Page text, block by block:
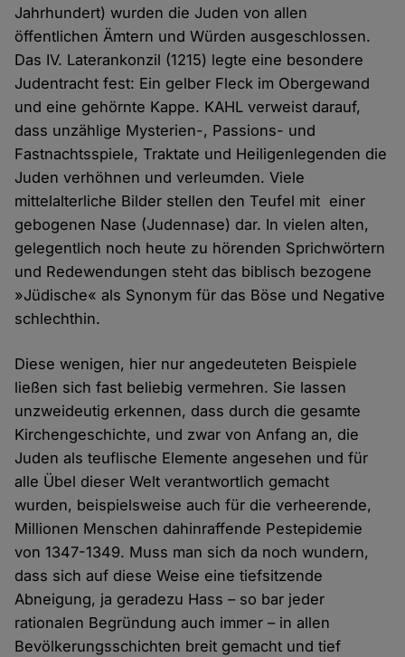
Jahrhundert) wurden die Juden von allen
öffentlichen Ämtern und Würden ausgeschlossen.
Das IV. Laterankonzil (1215) legte eine besondere
Judentracht fest: Ein gelber Fleck im Obergewand
und eine gehörnte Kappe. KAHL verweist darauf,
dass unzählige Mysterien-, Passions- und
Fastnachtsspiele, Traktate und Heiligenlegenden die
Juden verhöhnen und verleumden. Viele
mittelalterliche Bilder stellen den Teufel mit einer
gebogenen Nase (Judennase) dar. In vielen alten,
gelegentlich noch heute zu hörenden Sprichwörtern
und Redewendungen steht das biblisch bezogene
»Jüdische« als Synonym für das Böse und Negative
schlechthin.
Diese wenigen, hier nur angedeuteten Beispiele
ließen sich fast beliebig vermehren. Sie lassen
unzweideutig erkennen, dass durch die gesamte
Kirchengeschichte, und zwar von Anfang an, die
Juden als teuflische Elemente angesehen und für
alle Übel dieser Welt verantwortlich gemacht
wurden, beispielsweise auch für die verheerende,
Millionen Menschen dahinraffende Pestepidemie
von 1347-1349. Muss man sich da noch wundern,
dass sich auf diese Weise eine tiefsitzende
Abneigung, ja geradezu Hass – so bar jeder
rationalen Begründung auch immer – in allen
Bevölkerungsschichten breit gemacht und tief